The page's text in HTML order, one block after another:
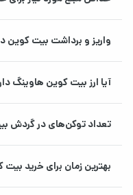
SHA-256 (برای تأمین امنیت شبکه)
حدود ۱۰ دقیقه (میانگین)
استخراج
هاوینگ آوریل
بعدی
نصف می‌شود)
کارمزد
تراکنش
متغیر
حجم تراکنش)
واریز و برداشت بیت
آیا ارز بیت کوین هاوینگ
تعداد توکن‌های در گردش
بهترین زمان برای خرید